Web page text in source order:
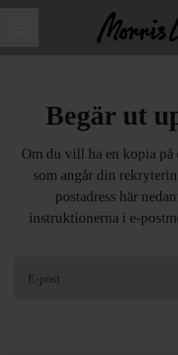
Begär ut
Om du vill ha en kopia
som angår din
postadress här
instruktionerna i e-